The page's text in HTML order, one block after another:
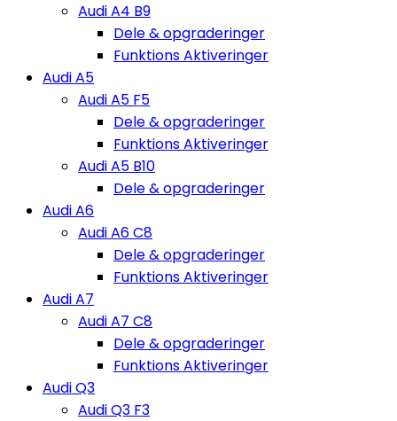
Audi A4 B9
Dele & opgraderinger
Funktions Aktiveringer
Audi A5
Audi A5 F5
Dele & opgraderinger
Funktions Aktiveringer
Audi A5 B10
Dele & opgraderinger
Audi A6
Audi A6 C8
Dele & opgraderinger
Funktions Aktiveringer
Audi A7
Audi A7 C8
Dele & opgraderinger
Funktions Aktiveringer
Audi Q3
Audi Q3 F3